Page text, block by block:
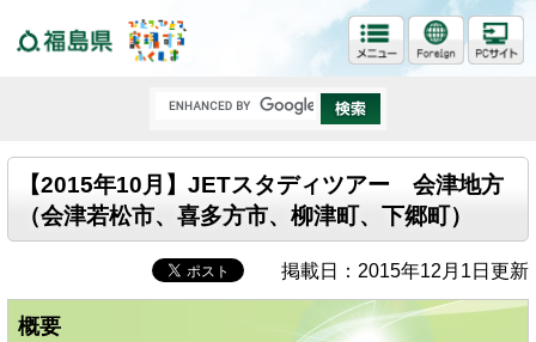
【2015年10月】JETスタディツアー 会津地方
（会津若松市、喜多方市、柳津町、下郷町）
掲載日：2015年12月1日更新
概要